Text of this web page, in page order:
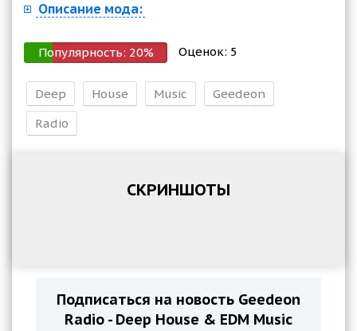
Описание мода:
Популярность: 20% Оценок: 5
Deep House Music
Geedeon
Radio
СКРИНШОТЫ
Подписаться на новость Geedeon
Radio - Deep House & EDM Music